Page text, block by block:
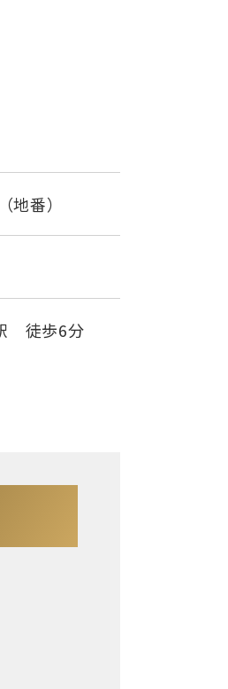
番）
徒歩6分